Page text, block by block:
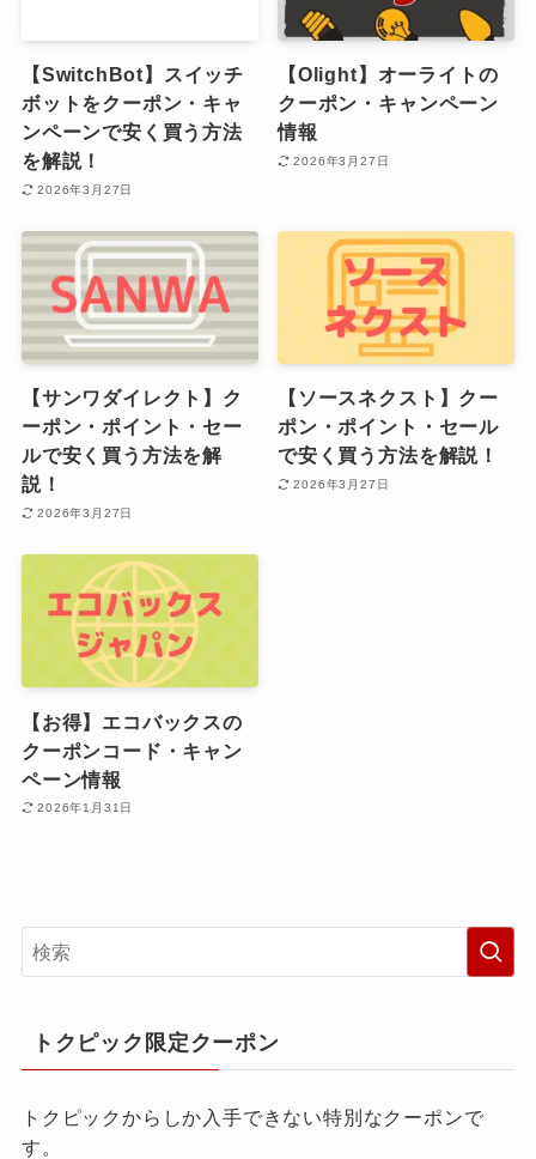
【SwitchBot】スイッチ
ボットをクーポン・キャ
ンペーンで安く買う方法
を解説！
2026年3月27日
【Olight】オーライトの
クーポン・キャンペーン
情報
2026年3月27日
【サンワダイレクト】ク
ーポン・ポイント・セー
ルで安く買う方法を解
説！
2026年3月27日
【ソースネクスト】クー
ポン・ポイント・セール
で安く買う方法を解説！
2026年3月27日
【お得】エコバックスの
クーポンコード・キャン
ペーン情報
2026年1月31日
トクピック限定クーポン
トクピックからしか入手できない特別なクーポンで
す。